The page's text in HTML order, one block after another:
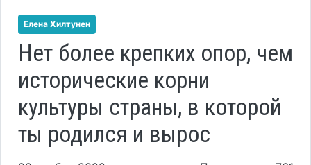
Елена Хилтунен
Нет более крепких опор, чем
исторические корни
культуры страны, в которой
ты родился и вырос